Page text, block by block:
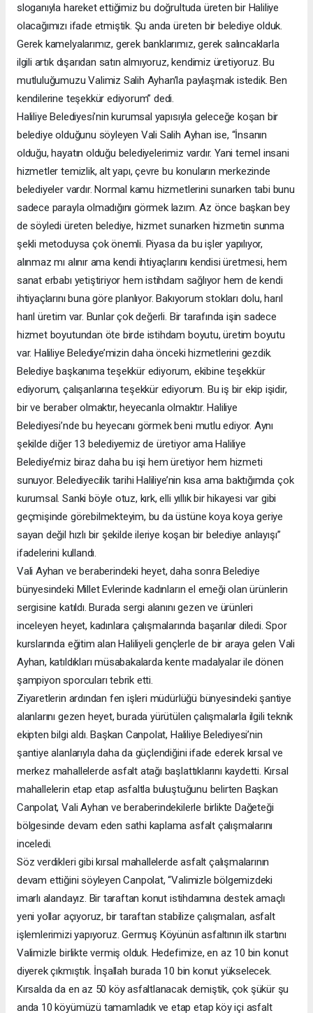
sloganıyla hareket ettiğimiz bu doğrultuda üreten bir Haliliye
olacağımızı ifade etmiştik. Şu anda üreten bir belediye olduk.
Gerek kamelyalarımız, gerek banklarımız, gerek salıncaklarla
ilgili artık dışarıdan satın almıyoruz, kendimiz üretiyoruz. Bu
mutluluğumuzu Valimiz Salih Ayhan’la paylaşmak istedik. Ben
kendilerine teşekkür ediyorum” dedi.
Haliliye Belediyesi’nin kurumsal yapısıyla geleceğe koşan bir
belediye olduğunu söyleyen Vali Salih Ayhan ise, “İnsanın
olduğu, hayatın olduğu belediyelerimiz vardır. Yani temel insani
hizmetler temizlik, alt yapı, çevre bu konuların merkezinde
belediyeler vardır. Normal kamu hizmetlerini sunarken tabi bunu
sadece parayla olmadığını görmek lazım. Az önce başkan bey
de söyledi üreten belediye, hizmet sunarken hizmetin sunma
şekli metoduysa çok önemli. Piyasa da bu işler yapılıyor,
alınmaz mı alınır ama kendi ihtiyaçlarını kendisi üretmesi, hem
sanat erbabı yetiştiriyor hem istihdam sağlıyor hem de kendi
ihtiyaçlarını buna göre planlıyor. Bakıyorum stokları dolu, harıl
harıl üretim var. Bunlar çok değerli. Bir tarafında işin sadece
hizmet boyutundan öte birde istihdam boyutu, üretim boyutu
var. Haliliye Belediye’mizin daha önceki hizmetlerini gezdik.
Belediye başkanıma teşekkür ediyorum, ekibine teşekkür
ediyorum, çalışanlarına teşekkür ediyorum. Bu iş bir ekip işidir,
bir ve beraber olmaktır, heyecanla olmaktır. Haliliye
Belediyesi’nde bu heyecanı görmek beni mutlu ediyor. Aynı
şekilde diğer 13 belediyemiz de üretiyor ama Haliliye
Belediye’miz biraz daha bu işi hem üretiyor hem hizmeti
sunuyor. Belediyecilik tarihi Haliliye’nin kısa ama baktığımda çok
kurumsal. Sanki böyle otuz, kırk, elli yıllık bir hikayesi var gibi
geçmişinde görebilmekteyim, bu da üstüne koya koya geriye
sayan değil hızlı bir şekilde ileriye koşan bir belediye anlayışı”
ifadelerini kullandı.
Vali Ayhan ve beraberindeki heyet, daha sonra Belediye
bünyesindeki Millet Evlerinde kadınların el emeği olan ürünlerin
sergisine katıldı. Burada sergi alanını gezen ve ürünleri
inceleyen heyet, kadınlara çalışmalarında başarılar diledi. Spor
kurslarında eğitim alan Haliliyeli gençlerle de bir araya gelen Vali
Ayhan, katıldıkları müsabakalarda kente madalyalar ile dönen
şampiyon sporcuları tebrik etti.
Ziyaretlerin ardından fen işleri müdürlüğü bünyesindeki şantiye
alanlarını gezen heyet, burada yürütülen çalışmalarla ilgili teknik
ekipten bilgi aldı. Başkan Canpolat, Haliliye Belediyesi’nin
şantiye alanlarıyla daha da güçlendiğini ifade ederek kırsal ve
merkez mahallelerde asfalt atağı başlattıklarını kaydetti. Kırsal
mahallelerin etap etap asfaltla buluştuğunu belirten Başkan
Canpolat, Vali Ayhan ve beraberindekilerle birlikte Dağeteği
bölgesinde devam eden sathi kaplama asfalt çalışmalarını
inceledi.
Söz verdikleri gibi kırsal mahallelerde asfalt çalışmalarının
devam ettiğini söyleyen Canpolat, “Valimizle bölgemizdeki
imarlı alandayız. Bir taraftan konut istihdamına destek amaçlı
yeni yollar açıyoruz, bir taraftan stabilize çalışmaları, asfalt
işlemlerimizi yapıyoruz. Germuş Köyünün asfaltının ilk startını
Valimizle birlikte vermiş olduk. Hedefimize, en az 10 bin konut
diyerek çıkmıştık. İnşallah burada 10 bin konut yükselecek.
Kırsalda da en az 50 köy asfaltlanacak demiştik, çok şükür şu
anda 10 köyümüzü tamamladık ve etap etap köy içi asfalt